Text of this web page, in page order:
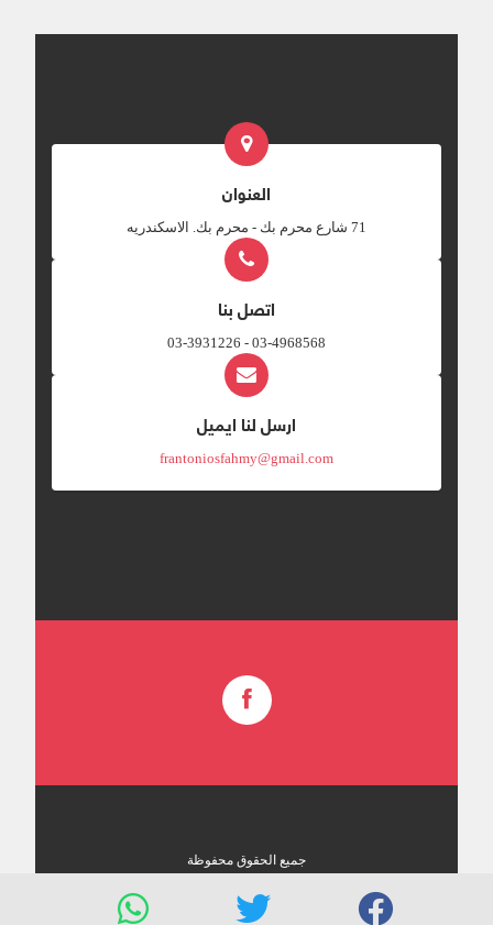
العنوان
‎71 شارع محرم بك - محرم بك. الاسكندريه
اتصل بنا
03-4968568 - 03-3931226
ارسل لنا ايميل
frantoniosfahmy@gmail.com
جميع الحقوق محفوظة